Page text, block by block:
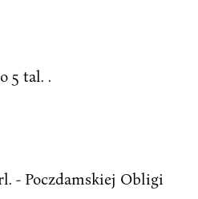
5 tal. .
- Poczdamskiej Obligi